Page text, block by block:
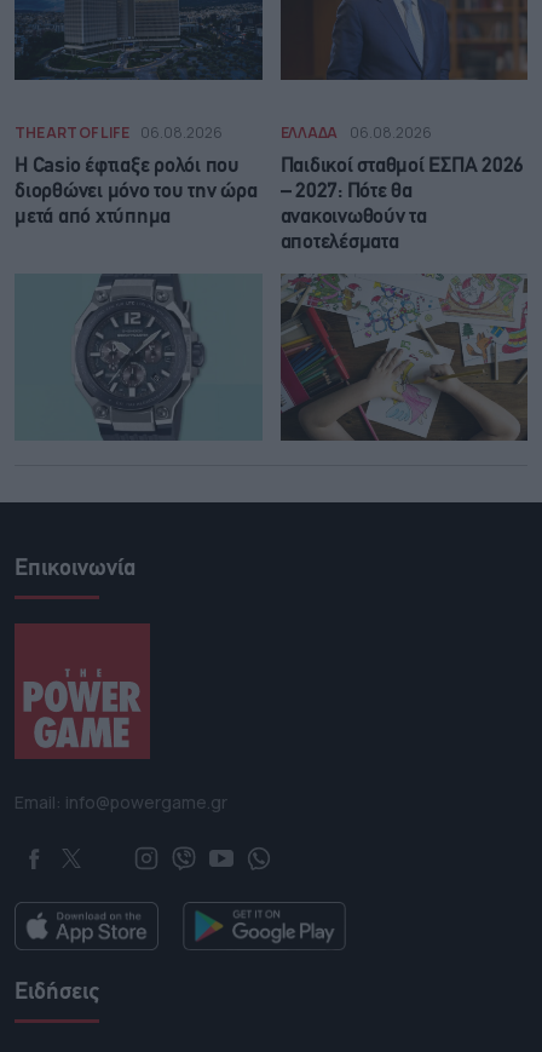
THE ART OF LIFE 06.08.2026
Η Casio έφτιαξε ρολόι που
διορθώνει μόνο του την ώρα
μετά από χτύπημα
ΕΛΛΑΔΑ 06.08.2026
Παιδικοί σταθμοί ΕΣΠΑ 2026
– 2027: Πότε θα
ανακοινωθούν τα
αποτελέσματα
Επικοινωνία
Email: info@powergame.gr
Ειδήσεις